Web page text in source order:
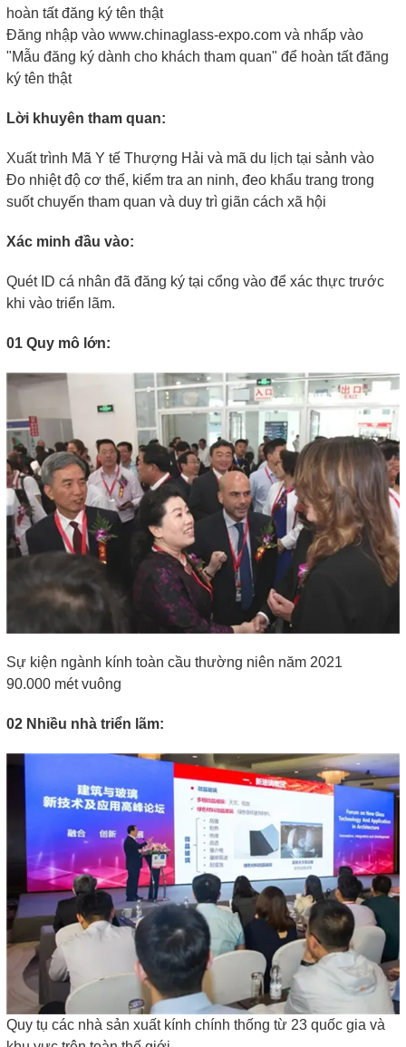
hoàn tất đăng ký tên thật
Đăng nhập vào www.chinaglass-expo.com và nhấp vào
"Mẫu đăng ký dành cho khách tham quan" để hoàn tất đăng
ký tên thật
Lời khuyên tham quan:
Xuất trình Mã Y tế Thượng Hải và mã du lịch tại sảnh vào
Đo nhiệt độ cơ thể, kiểm tra an ninh, đeo khẩu trang trong
suốt chuyến tham quan và duy trì giãn cách xã hội
Xác minh đầu vào:
Quét ID cá nhân đã đăng ký tại cổng vào để xác thực trước
khi vào triển lãm.
01 Quy mô lớn:
Sự kiện ngành kính toàn cầu thường niên năm 2021
90.000 mét vuông
02 Nhiều nhà triển lãm:
Quy tụ các nhà sản xuất kính chính thống từ 23 quốc gia và